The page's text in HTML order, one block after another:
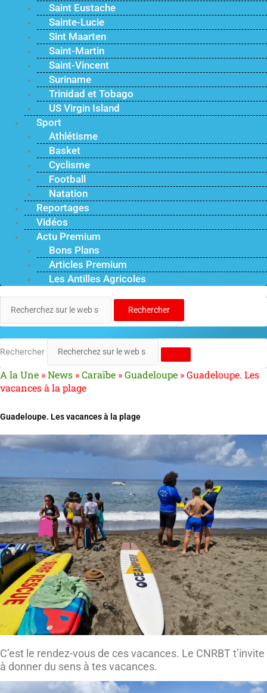
Saint Eustache
Sainte-Lucie
Sint Maarten
Saint-Martin
Saint-Vincent
Suriname
Trinidad et Tobago
US Virgin Island
Sport
Athlétisme
Basket
Cyclisme
Football
Natation
Reportages
Vidéos
Actu Premium
Bons Plans
Articles Premium
Les Antilles Agricoles
Rechercher
Rechercher
A la Une »News »Caraïbe »Guadeloupe »Guadeloupe. Les
vacances à la plage
Guadeloupe. Les vacances à la plage
C’est le rendez-vous de ces vacances. Le CNRBT t’invite
à donner du sens à tes vacances.